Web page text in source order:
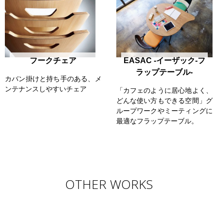
フークチェア
カバン掛けと持ち手のある、メ
ンテナンスしやすいチェア
EASAC ‐イーザック-フ
ラップテーブル-
「カフェのように居心地よく、
どんな使い方もできる空間」グ
ループワークやミーティングに
最適なフラップテーブル。
OTHER WORKS